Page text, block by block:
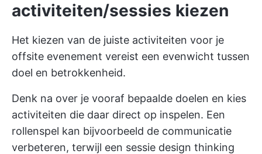
activiteiten/sessies kiezen
Het kiezen van de juiste activiteiten voor je
offsite evenement vereist een evenwicht tussen
doel en betrokkenheid.
Denk na over je vooraf bepaalde doelen en kies
activiteiten die daar direct op inspelen. Een
rollenspel kan bijvoorbeeld de communicatie
verbeteren, terwijl een sessie design thinking